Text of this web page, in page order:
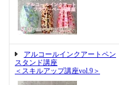
アルコールインクアートペン
スタンド講座
＜スキルアップ講座vol.9＞